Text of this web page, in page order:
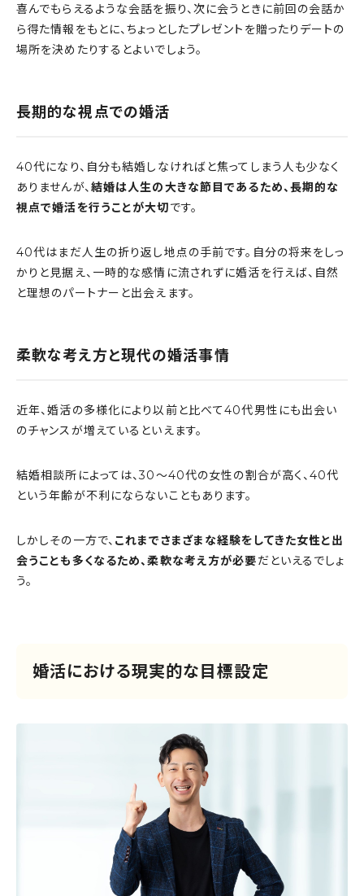
喜んでもらえるような会話を振り、次に会うときに前回の会話か
ら得た情報をもとに、ちょっとしたプレゼントを贈ったりデートの
場所を決めたりするとよいでしょう。
長期的な視点での婚活
40代になり、自分も結婚しなければと焦ってしまう人も少なく
ありませんが、結婚は人生の大きな節目であるため、長期的な
視点で婚活を行うことが大切です。
40代はまだ人生の折り返し地点の手前です。自分の将来をしっ
かりと見据え、一時的な感情に流されずに婚活を行えば、自然
と理想のパートナーと出会えます。
柔軟な考え方と現代の婚活事情
近年、婚活の多様化により以前と比べて40代男性にも出会い
のチャンスが増えているといえます。
結婚相談所によっては、30〜40代の女性の割合が高く、40代
という年齢が不利にならないこともあります。
しかしその一方で、 これまでさまざまな経験をしてきた女性と出
会うことも多くなるため、柔軟な考え方が必要だといえるでしょ
う。
婚活における現実的な目標設定